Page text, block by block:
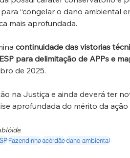
“congelar o dano ambiental
mais aprofundada.
continuidade das vistorias
para delimitação de APPs e
de 2025.
na Justiça e ainda deverá ter
aprofundada do mérito da ação
Fazendinhaacórdãodano ambiental